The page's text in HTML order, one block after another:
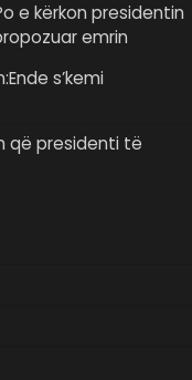
e kërkon presidentin
emrin
s’kemi
që presidenti të